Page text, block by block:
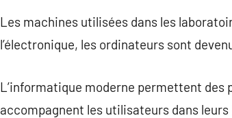
Les machines utilisées dans les
l’électronique, les ordinateurs sont
L’informatique moderne permettent
accompagnent les utilisateurs dans